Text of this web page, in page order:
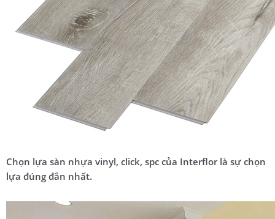
Chọn lựa sàn nhựa vinyl, click, spc của Interflor là sự chọn
lựa đúng đắn nhất.